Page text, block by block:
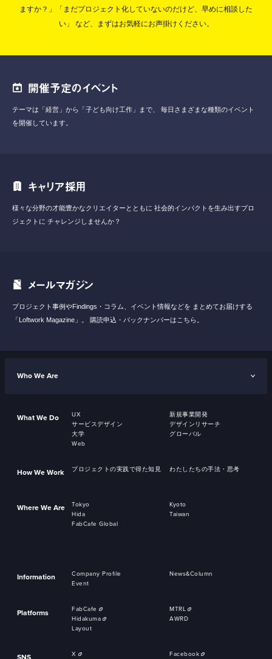
ますか？」「まだプロジェクト化していないのだけど、早めに相談した
い」
など、まずはお気軽にお声掛けください。
開催予定のイベント
テーマは「経営」から「子ども向け工作」まで、
毎日さまざまな種類のイベント
を開催しています。
キャリア採用
様々な分野の才能豊かなクリエイターとともに 社会的インパクトを生み出すプロ
ジェクトに チャレンジしませんか？
メールマガジン
プロジェクト事例やFindings・コラム、イベント情報などを まとめてお届けする
「Loftwork Magazine」。
購読申込・バックナンバーはこちら。
Who We Are
What We Do UX
新規事業開発
サービスデザイン
デザインリサーチ
大学
グローバル
Web
How We Work プロジェクトの実践で得た知見 わたしたちの手法・思考
Where We Are Tokyo
Kyoto
Hida
Taiwan
FabCafe Global
Information Company Profile
News&Column
Event
Platforms FabCafe
MTRL
Hidakuma
AWRD
Layout
X Facebook